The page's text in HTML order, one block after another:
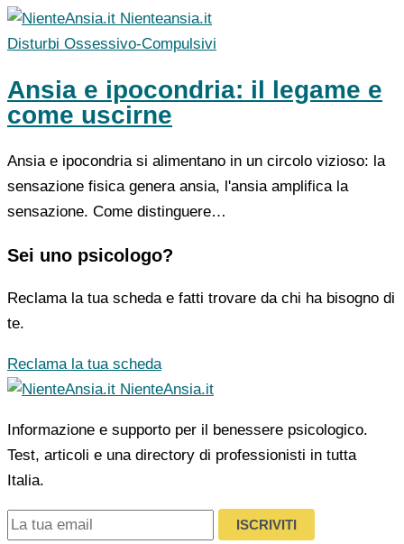
Nienteansia.it
Disturbi Ossessivo-Compulsivi
Ansia e ipocondria: il legame e
come uscirne
Ansia e ipocondria si alimentano in un circolo vizioso: la
sensazione fisica genera ansia, l'ansia amplifica la
sensazione. Come distinguere…
Sei uno psicologo?
Reclama la tua scheda e fatti trovare da chi ha bisogno di
te.
Reclama la tua scheda
NienteAnsia.it
Informazione e supporto per il benessere psicologico.
Test, articoli e una directory di professionisti in tutta
Italia.
ISCRIVITI